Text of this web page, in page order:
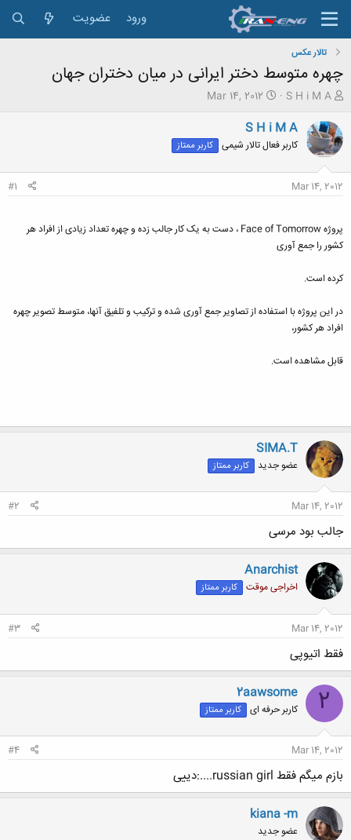
ورود عضویت
تالار عکس
چهره متوسط دختر ایرانی در میان دختران جهان
ش
و
ع
ک
م
و
ض
ع
S H i M A
ت
ر
خ
Mar 14, 2012
S H i M A
کاربر فعال تالار شیمی کاربر ممتاز
Mar 14, 2012
#1
پروژه Face of Tomorrow ، دست به یک کار جالب زده و چهره تعداد زیادی از افراد هر
کشور را جمع آوری
کرده است.
در این پروژه با استفاده از تصاویر جمع آوری شده و ترکیب و تلفیق آنها، متوسط تصویر چهره
افراد هر کشور،
قابل مشاهده است.
SIMA.T
عضو جدید کاربر ممتاز
Mar 14, 2012
#2
جالب بود مرسی
Anarchist
اخراجی موقت کاربر ممتاز
Mar 14, 2012
#3
فقط اتیوپی
2
2aawsome
کاربر حرفه ای کاربر ممتاز
Mar 14, 2012
#4
بازم میگم فقط russian girl....:دییی
kiana -m
عضو جدید